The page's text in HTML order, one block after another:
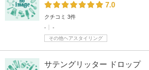
7.0
クチコミ 3件
-
-
その他ヘアスタイリング
サテングリッター ドロップ